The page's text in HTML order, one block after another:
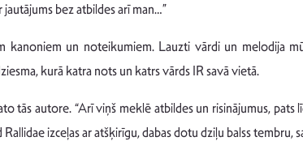
bez atbildes arī man…”
kanoniem un noteikumiem. Lauzti vārdi un melodija
kurā katra nots un katrs vārds IR savā vietā.
tās autore. “Arī viņš meklē atbildes un risinājumus,
izceļas ar atšķirīgu, dabas dotu dziļu balss